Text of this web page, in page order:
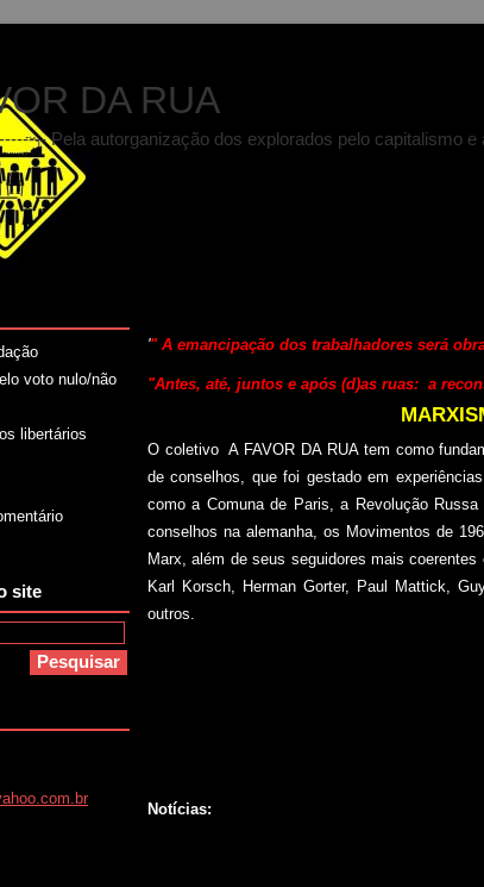
DA RUA
Pela autorganização dos explorados pelo capitalismo e
'" A emancipação dos trabalhadores será
"Antes, até, juntos e após (d)as ruas: a
O coletivo A FAVOR DA RUA tem como
de conselhos, que foi gestado em
como a Comuna de Paris, a Revolução
conselhos na alemanha, os Movimentos de
Marx, além de seus seguidores mais
Karl Korsch, Herman Gorter, Paul Mattick,
outros.
Notícias:
voto nulo/não
libertários
site
o.com.br